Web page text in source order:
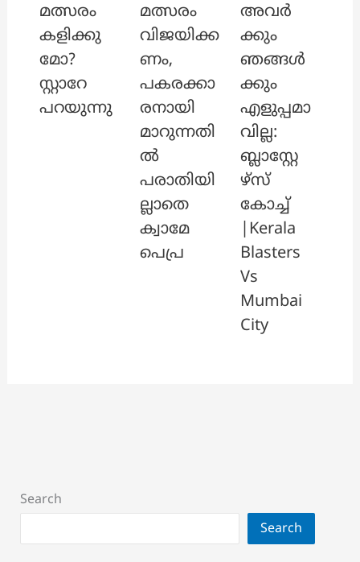
മത്സരം
കളിക്കു
മോ?
സ്റ്റാറേ
പറയുന്നു
മത്സരം
വിജയിക്ക
ണം,
പകരക്കാ
രനായി
മാറുന്നതി
ൽ
പരാതിയി
ല്ലാതെ
ക്വാമേ
പെപ്ര
അവർ
ക്കും
ഞങ്ങൾ
ക്കും
എളുപ്പമാ
വില്ല:
ബ്ലാസ്റ്റേ
ഴ്സ്
കോച്ച്
|Kerala
Blasters
Vs
Mumbai
City
Search
Search